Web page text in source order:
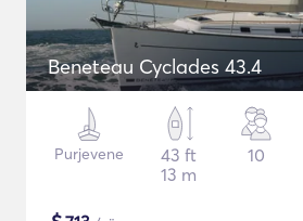
Beneteau Cyclades 43.4
Purjevene
43 ft
13 m
10